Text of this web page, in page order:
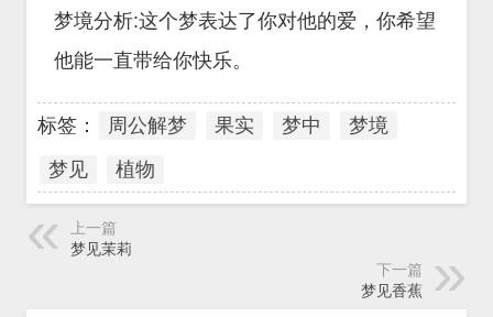
梦境分析:这个梦表达了你对他的爱，你希望
他能一直带给你快乐。
标签： 周公解梦 果实 梦中
梦境
梦见
植物
上一篇
梦见茉莉
下一篇
梦见香蕉